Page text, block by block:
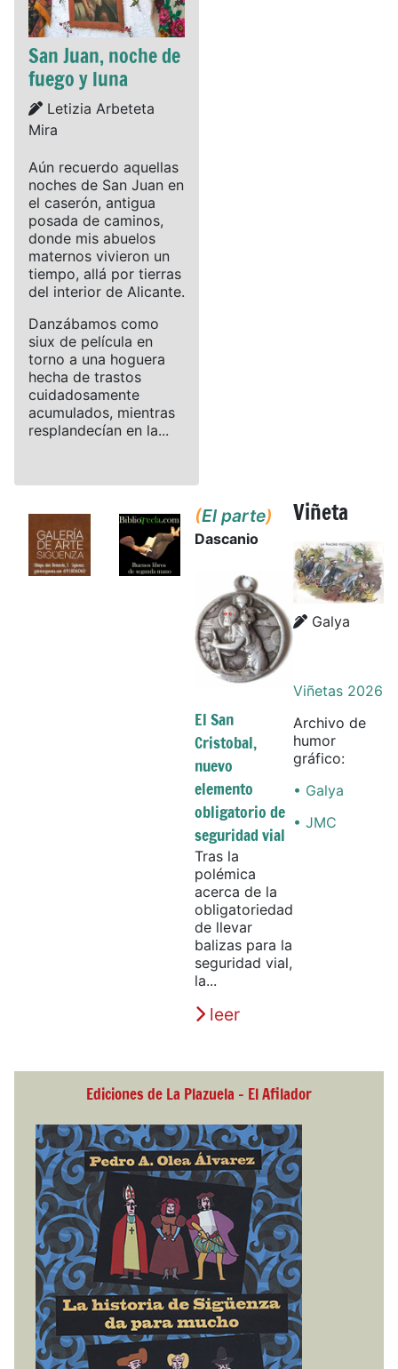
San Juan, noche de
fuego y luna
Details
Letizia Arbeteta
Mira
Aún recuerdo aquellas
noches de San Juan en
el caserón, antigua
posada de caminos,
donde mis abuelos
maternos vivieron un
tiempo, allá por tierras
del interior de Alicante.
Danzábamos como
siux de película en
torno a una hoguera
hecha de trastos
cuidadosamente
acumulados, mientras
resplandecían en la...
(El parte)
Dascanio
El San
Cristobal,
nuevo
elemento
obligatorio de
seguridad vial
Tras la
polémica
acerca de la
obligatoriedad
de llevar
balizas para la
seguridad vial,
la...
leer
Viñeta
Details
Details
Galya
Viñetas 2026
Archivo de
humor
gráfico:
• Galya
• JMC
Ediciones de La Plazuela - El Afilador